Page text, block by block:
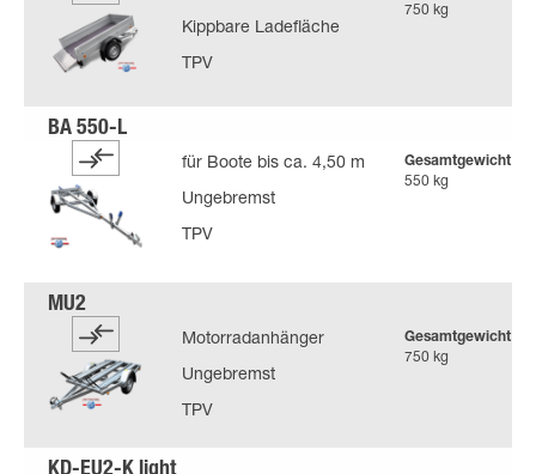
Kippbare Ladefläche
TPV
750 kg
für Boote bis ca. 4,50 m
Ungebremst
TPV
Gesamtgewicht
550 kg
Motorradanhänger
Ungebremst
TPV
Gesamtgewicht
750 kg